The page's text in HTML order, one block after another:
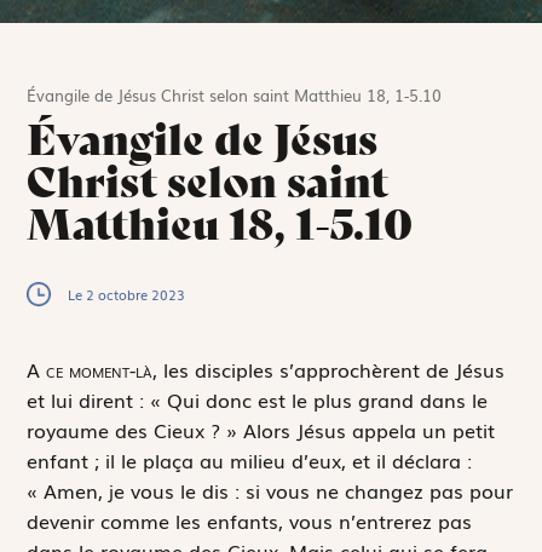
Évangile de Jésus Christ selon saint Matthieu 18, 1-5.10
Évangile de Jésus
Christ selon saint
Matthieu 18, 1-5.10
Le 2 octobre 2023
Ace moment-là, les disciples s’approchèrent de Jésus
et lui dirent : « Qui donc est le plus grand dans le
royaume des Cieux ? » Alors Jésus appela un petit
enfant ; il le plaça au milieu d’eux, et il déclara :
« Amen, je vous le dis : si vous ne changez pas pour
devenir comme les enfants, vous n’entrerez pas